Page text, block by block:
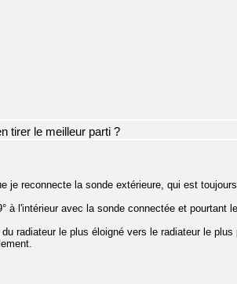
tirer le meilleur parti ?
je reconnecte la sonde extérieure, qui est
à l'intérieur avec la sonde connectée et pourtant
radiateur le plus éloigné vers le radiateur le plus